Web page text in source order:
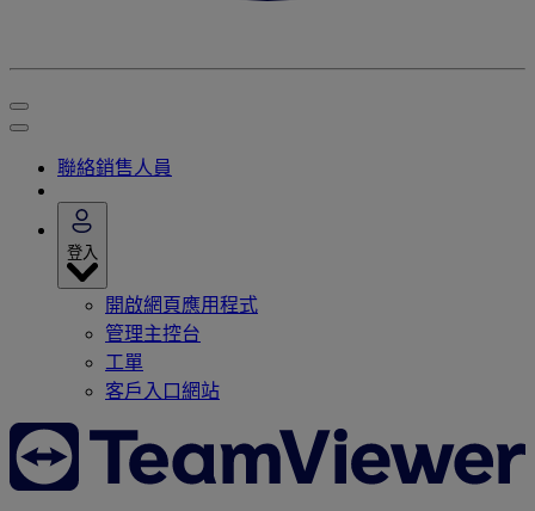
聯絡銷售人員
登入
開啟網頁應用程式
管理主控台
工單
客戶入口網站